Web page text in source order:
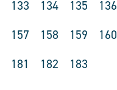
133 134 135 136
157 158 159 160
181 182 183